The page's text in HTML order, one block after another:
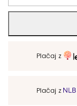
omara
s
Plačaj z
Plačaj z